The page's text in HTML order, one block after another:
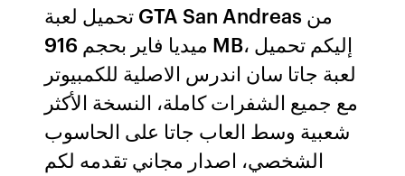
تحميل لعبة GTA San Andreas من
ميديا فاير بحجم 916 MB، إليكم تحميل
لعبة جاتا سان اندرس الاصلية للكمبيوتر
مع جميع الشفرات كاملة، النسخة الأكثر
شعبية وسط العاب جاتا على الحاسوب
الشخصي، اصدار مجاني تقدمه لكم